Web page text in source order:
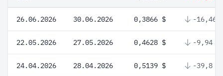
26.06.2026 30.06.2026 0,3866 $ -16,46
22.05.2026 27.05.2026 0,4628 $ -9,94 %
24.04.2026 28.04.2026 0,5139 $ -39,8 %